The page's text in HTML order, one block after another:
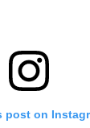
post on